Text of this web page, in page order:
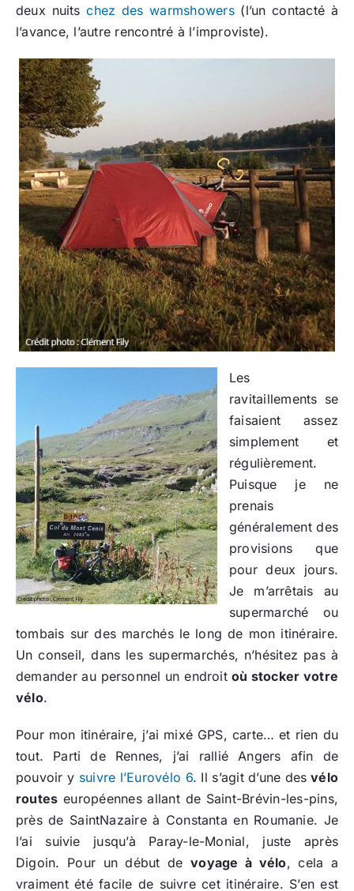
deux nuitschez des warmshowers(l’un contacté à
l’avance, l’autre rencontré à l’improviste).
Les
ravitaillements se
faisaient assez
simplement et
régulièrement.
Puisque je ne
prenais
généralement des
provisions que
pour deux jours.
Je m’arrêtais au
supermarché ou
tombais sur des marchés le long de mon itinéraire.
Un conseil, dans les supermarchés, n’hésitez pas à
demander au personnel un endroitoù stocker votre
vélo.
Pour mon itinéraire, j’ai mixé GPS, carte… et rien du
tout. Parti de Rennes, j’ai rallié Angers afin de
pouvoir y suivre l’Eurovélo 6. Il s’agit d’une des vélo
routes européennes allant de Saint-Brévin-les-pins,
près de SaintNazaire à Constanta en Roumanie. Je
l’ai suivie jusqu’à Paray-le-Monial, juste après
Digoin. Pour un début devoyage à vélo, cela a
vraiment été facile de suivre cet itinéraire. S’en est